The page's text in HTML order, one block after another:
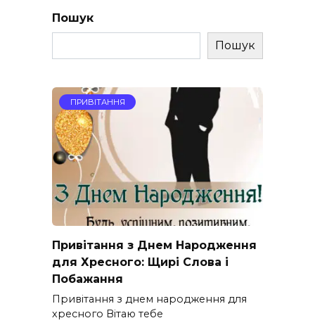
Пошук
Пошук
ПРИВІТАННЯ
Привітання з Днем Народження
для Хресного: Щирі Слова і
Побажання
Привітання з днем народження для
хресного Вітаю тебе